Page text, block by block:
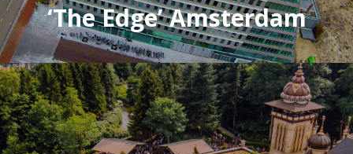
‘The Edge’ Amsterdam